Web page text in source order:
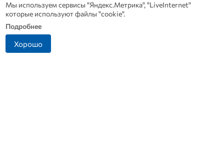
Мы используем сервисы "Яндекс.Метрика", "LiveInternet"
которые используют файлы "cookie".
Подробнее
Хорошо